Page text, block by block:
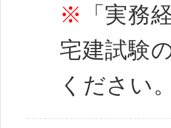
※
「実務
宅建試験
ください。